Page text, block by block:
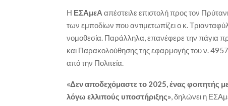
Η ΕΣΑμεΑ απέστειλε επιστολή προς τον
των εμποδίων που αντιμετωπίζει ο κ.
νομοθεσία. Παράλληλα, επανέφερε την πάγια
και Παρακολούθησης της εφαρμογής του ν.
από την Πολιτεία.
«Δεν αποδεχόμαστε το 2025, ένας φοιτητής
λόγω ελλιπούς υποστήριξης» , δηλώνει η